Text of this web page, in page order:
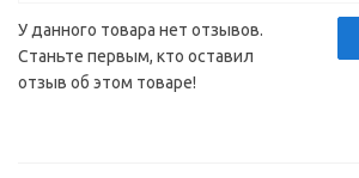
У данного товара нет отзывов.
Станьте первым, кто оставил
отзыв об этом товаре!